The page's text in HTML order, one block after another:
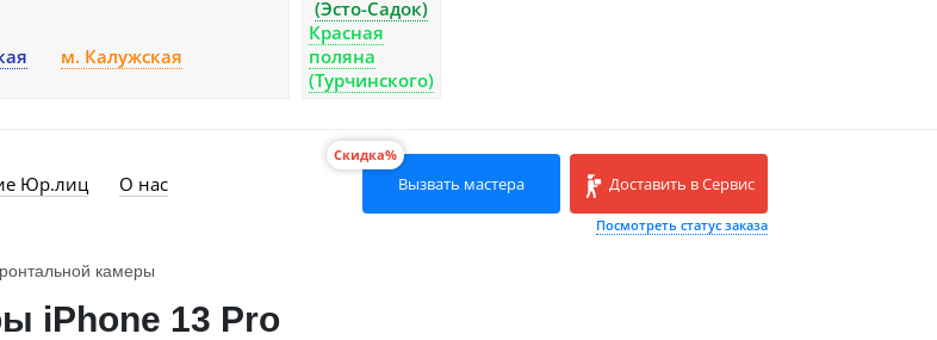
м. Калужская
(Эсто-Садок)
Красная
поляна
(Турчинского)
Юр.лиц О нас
Скидка%
Вызвать мастера Доставить в Сервис
Посмотреть статус заказа
камеры
iPhone 13 Pro